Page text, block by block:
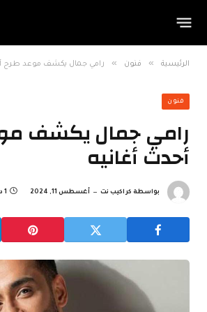
الرئيسية » فنون » رامي جمال يكشف موعد طرح
فنون
رامي جمال يكشف
أحدث أغانيه
بواسطة كراكيب نت أغسطس 11, 2024 1 دقائق